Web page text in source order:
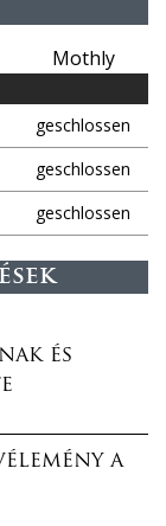
Mothly
geschlossen
geschlossen
geschlossen
és
a